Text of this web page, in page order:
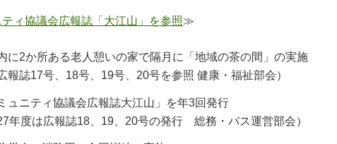
ティ協議会広報誌「大江山」を参照≫
に2か所ある老人憩いの家で隔月に「地域の茶の間」の実施
報誌17号、18号、19号、20号を参照 健康・福祉部会）
ュニティ協議会広報誌大江山」を年3回発行
年度は広報誌18、19、20号の発行 総務・バス運営部会）